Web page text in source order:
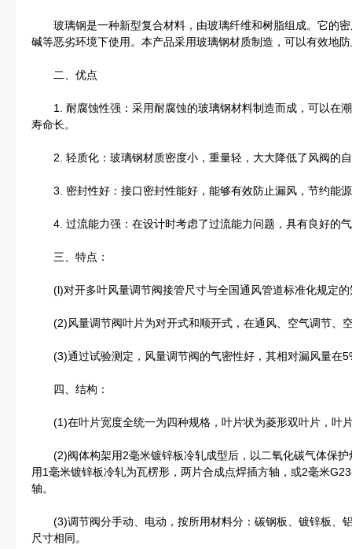
玻璃钢是一种新型复合材料，由玻璃纤维和树脂组成。它的密
碱等恶劣环境下使用。本产品采用玻璃钢材质制造，可以有效地
二、优点
1. 耐腐蚀性强：采用耐腐蚀的玻璃钢材料制造而成，可以在
寿命长。
2. 轻质化：玻璃钢材质密度小，重量轻，大大降低了风阀的
3. 密封性好：接口密封性能好，能够有效防止漏风，节约能
4. 过流能力强：在设计时考虑了过流能力问题，具有良好的
三、特点：
(l)对开多叶风量调节阀接管尺寸与全国通风管道标准化规定的
(2)风量调节阀叶片为对开式和顺开式，在通风、空气调节、
(3)通过试验测定，风量调节阀的气密性好，其相对漏风量在
四、结构：
(1)在叶片宽度全统一为四种规格，叶片状为菱形双叶片，叶
(2)阀体构架用2毫米镀锌板冷轧成型后，以二氧化碳气体保护
用1毫米镀锌板冷轧为瓦楞形，两片合成点焊插方轴，或2毫米
轴。
(3)调节阀分手动、电动，按所用材料分：碳钢板、镀锌板、
尺寸相同。